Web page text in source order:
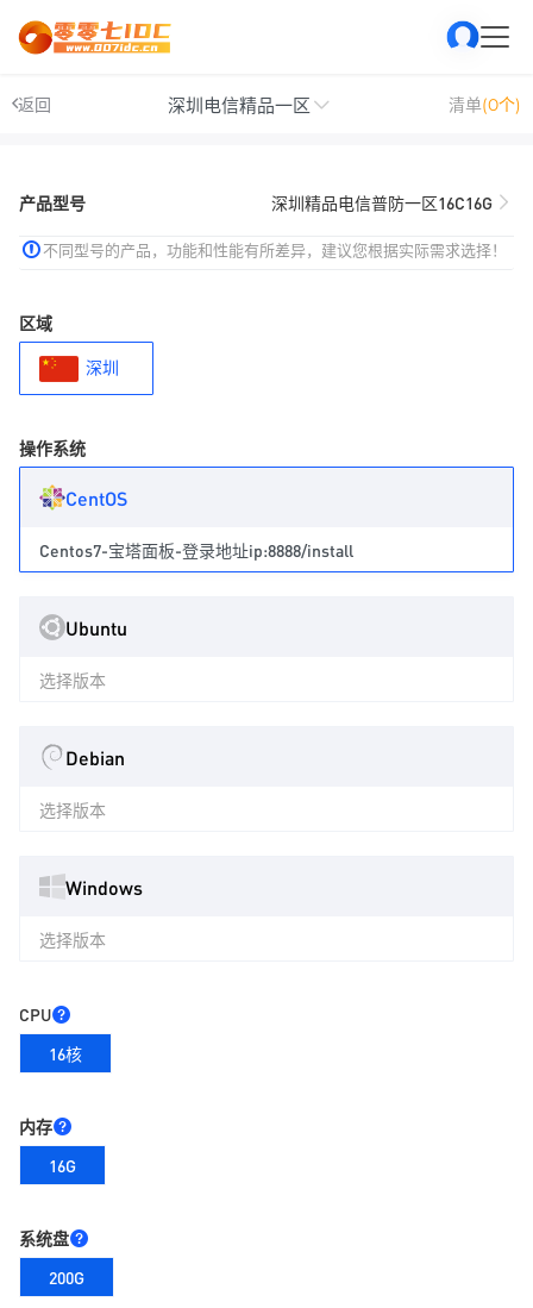
返回 深圳电信精品一区 清单(0个)
产品型号 深圳精品电信普防一区16C16G
不同型号的产品，功能和性能有所差异，建议您根据实际需求选择！
区域
深圳
操作系统
CentOS
Centos7-宝塔面板-登录地址ip:8888/install
Ubuntu
选择版本
Debian
选择版本
Windows
选择版本
CPU
16核
内存
16G
系统盘
200G